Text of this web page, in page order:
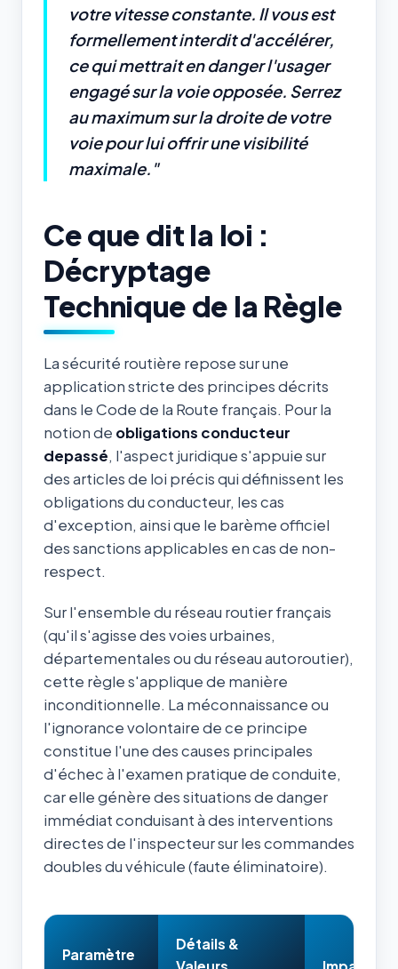
votre vitesse constante. Il vous est
formellement interdit d'accélérer,
ce qui mettrait en danger l'usager
engagé sur la voie opposée. Serrez
au maximum sur la droite de votre
voie pour lui offrir une visibilité
maximale."
Ce que dit la loi :
Décryptage
Technique de la Règle
La sécurité routière repose sur une
application stricte des principes décrits
dans le Code de la Route français. Pour la
notion de obligations conducteur
depassé, l'aspect juridique s'appuie sur
des articles de loi précis qui définissent les
obligations du conducteur, les cas
d'exception, ainsi que le barème officiel
des sanctions applicables en cas de non-
respect.
Sur l'ensemble du réseau routier français
(qu'il s'agisse des voies urbaines,
départementales ou du réseau autoroutier),
cette règle s'applique de manière
inconditionnelle. La méconnaissance ou
l'ignorance volontaire de ce principe
constitue l'une des causes principales
d'échec à l'examen pratique de conduite,
car elle génère des situations de danger
immédiat conduisant à des interventions
directes de l'inspecteur sur les commandes
doubles du véhicule (faute éliminatoire).
Paramètre
Détails &
Valeurs
Impact &